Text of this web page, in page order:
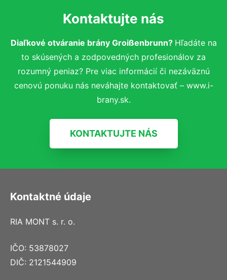
Kontaktujte nás
Diaľkové otváranie brány Groißenbrunn? Hľadáte na
to skúsených a zodpovedných profesionálov za
rozumný peniaz? Pre viac informácií či nezáväznú
cenovú ponuku nás neváhajte kontaktovať – www.i-
brany.sk.
KONTAKTUJTE NÁS
Kontaktné údaje
RIA MONT s. r. o.
IČO: 53878027
DIČ: 2121544909